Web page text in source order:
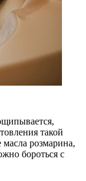
такой
розмарина,
бороться с